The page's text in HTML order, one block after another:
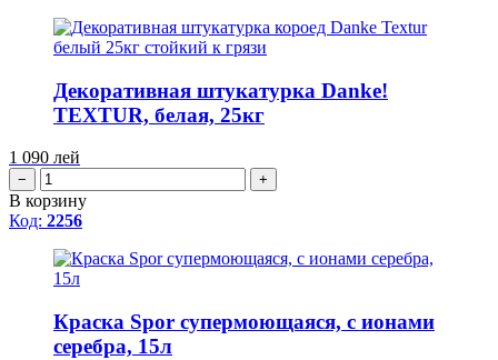
Декоративная штукатурка Danke!
TEXTUR, белая, 25кг
1 090 лей
− +
В корзину
Код: 2256
Краска Spor супермоющаяся, с ионами
серебра, 15л